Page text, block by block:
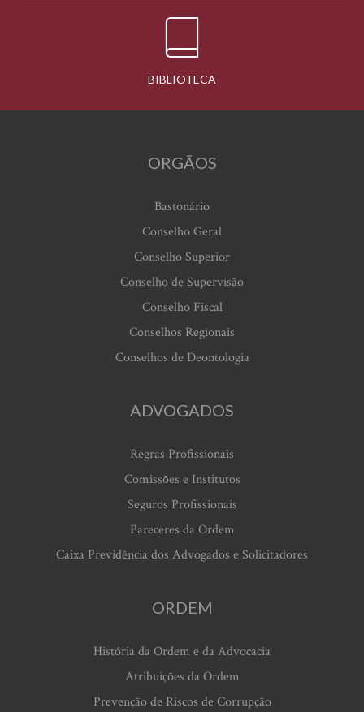
BIBLIOTECA
ORGÃOS
Bastonário
Conselho Geral
Conselho Superior
Conselho de Supervisão
Conselho Fiscal
Conselhos Regionais
Conselhos de Deontologia
ADVOGADOS
Regras Profissionais
Comissões e Institutos
Seguros Profissionais
Pareceres da Ordem
Caixa Previdência dos Advogados e Solicitadores
ORDEM
História da Ordem e da Advocacia
Atribuições da Ordem
Prevenção de Riscos de Corrupção